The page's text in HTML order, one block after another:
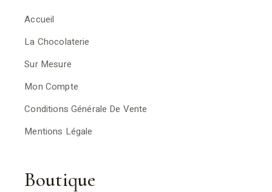
Accueil
La Chocolaterie
Sur Mesure
Mon Compte
Conditions Générale De Vente
Mentions Légale
Boutique